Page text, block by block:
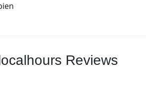
Reviews